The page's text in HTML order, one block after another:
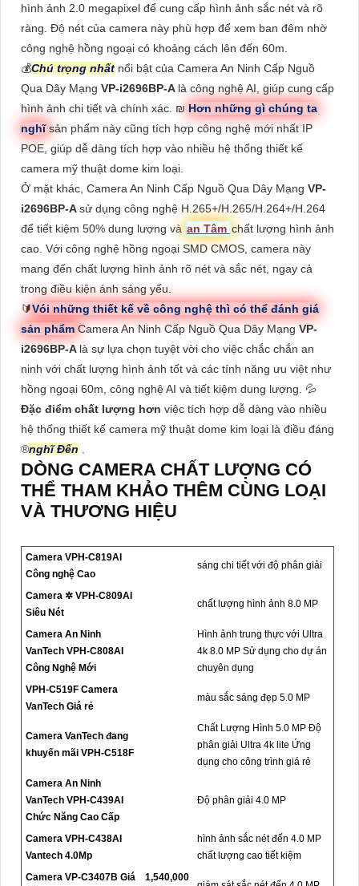
hình ảnh 2.0 megapixel để cung cấp hình ảnh sắc nét và rõ
ràng. Độ nét của camera này phù hợp để xem ban đêm nhờ
công nghệ hồng ngoại có khoảng cách lên đến 60m.
💰Chú trọng nhất nổi bật của Camera An Ninh Cấp Nguồ
Qua Dây Mạng VP-i2696BP-A là công nghệ AI, giúp cung cấp
hình ảnh chi tiết và chính xác. ₪ Hơn những gì chúng ta
nghĩsản phẩm này cũng tích hợp công nghệ mới nhất IP
POE, giúp dễ dàng tích hợp vào nhiều hệ thống thiết kế
camera mỹ thuật dome kim loại.
Ở mặt khác, Camera An Ninh Cấp Nguồ Qua Dây Mạng VP-
i2696BP-Asử dụng công nghệ H.265+/H.265/H.264+/H.264
để tiết kiệm 50% dung lượng và an Tâm chất lượng hình ảnh
cao. Với công nghệ hồng ngoại SMD CMOS, camera này
mang đến chất lượng hình ảnh rõ nét và sắc nét, ngay cả
trong điều kiện ánh sáng yếu.
🔰Vói những thiết kế về công nghệ thì có thể đánh giá
sản phẩm Camera An Ninh Cấp Nguồ Qua Dây Mạng VP-
i2696BP-A là sự lựa chọn tuyệt vời cho việc chắc chắn an
ninh với chất lượng hình ảnh tốt và các tính năng ưu việt như
hồng ngoại 60m, công nghệ AI và tiết kiệm dung lượng. 💦
Đặc điểm chất lượng hơn việc tích hợp dễ dàng vào nhiều
hệ thống thiết kế camera mỹ thuật dome kim loại là điều đáng
®️nghĩ Đến .
DÒNG CAMERA CHẤT LƯỢNG CÓ
THỂ THAM KHẢO THÊM CÙNG LOẠI
VÀ THƯƠNG HIỆU
Camera VPH-C819AI
Công nghệ Cao
sáng chi tiết với độ phân giải
Camera ✲ VPH-C809AI
Siêu Nét
chất lượng hình ảnh 8.0 MP
Camera An Ninh
VanTech VPH-C808AI
Công Nghệ Mới
Hình ảnh trung thực với Ultra
4k 8.0 MP Sử dụng cho dự án
chuyên dụng
VPH-C519F Camera
VanTech Giá rẻ
màu sắc sáng đẹp 5.0 MP
Camera VanTech đang
khuyến mãi VPH-C518F
Chất Lượng Hình 5.0 MP Độ
phân giải Ultra 4k lite Ứng
dụng cho công trình giá rẻ
Camera An Ninh
VanTech VPH-C439AI
Chức Năng Cao Cấp
Độ phân giải 4.0 MP
Camera VPH-C438AI
Vantech 4.0Mp
hình ảnh sắc nét đến 4.0 MP
chất lượng cao tiết kiệm
Camera VP-C3407B Giá
1,540,000